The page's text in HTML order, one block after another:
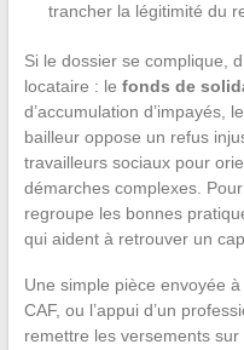
trancher la légitimité du
Si le dossier se complique,
locataire : le fonds de
d’accumulation d’impayés, le
bailleur oppose un refus
travailleurs sociaux pour
démarches complexes.
regroupe les bonnes
qui aident à retrouver un cap.
Une simple pièce envoyée
CAF, ou l’appui d’un
remettre les versements